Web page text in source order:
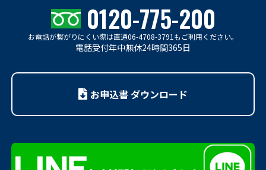
0120-775-200
お電話が繋がりにくい際は直通06-4708-3791もご利用ください。
電話受付年中無休24時間365日
お申込書 ダウンロード